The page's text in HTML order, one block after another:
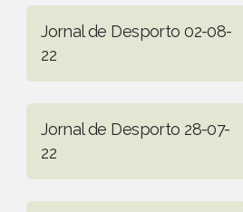
Jornal de Desporto 02-08-
22
Jornal de Desporto 28-07-
22